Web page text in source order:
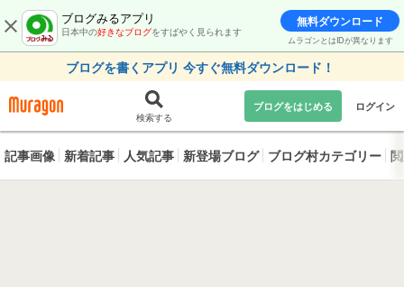
ブログみるアプリ
日本中の好きなブログをすばやく見られます
無料ダウンロード
ムラゴンとはIDが異なります
ブログを書くアプリ 今すぐ無料ダウンロード！
検索する
ブログをはじめる ログイン
記事画像 新着記事 人気記事 新登場ブログ ブログ村カテゴリー